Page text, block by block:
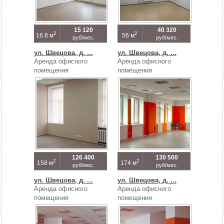
16.8 м2 15 120
руб/мес. 56 м2 40 320
руб/мес.
ул. Швецова, д. ...
Аренда офисного
помещения
158 м2 126 400
руб/мес.
ул. Швецова, д. ...
Аренда офисного
помещения
174 м2 130 500
руб/мес.
ул. Швецова, д. ...
Аренда офисного
помещения
ул. Швецова, д. ...
Аренда офисного
помещения